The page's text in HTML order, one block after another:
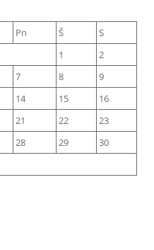
Pn Š
S
1
2
7 8
9
14 15
16
21 22
23
28 29
30